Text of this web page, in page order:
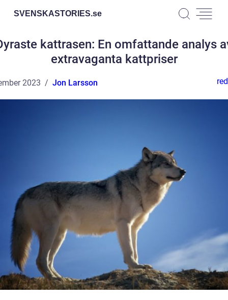
SVENSKASTORIES.se
kattrasen: En omfattande analys
extravaganta kattpriser
2023 Jon Larsson